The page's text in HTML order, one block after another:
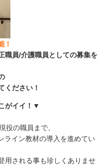
！
職員/介護職員としての募集を
ください！
がイイ！▼
役の職員まで、
ライン教材の導入を進めてい
用される事も珍しくありませ